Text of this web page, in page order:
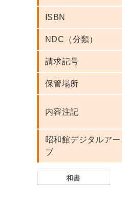
ISBN
NDC（分類）
請求記号
保管場所
内容注記
昭和館デジタルアー
ブ
和書